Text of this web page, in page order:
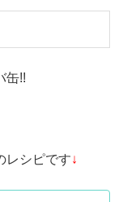
缶!!
レシピです↓